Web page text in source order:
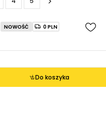
Do koszyka
NOWOŚĆ 0 PLN